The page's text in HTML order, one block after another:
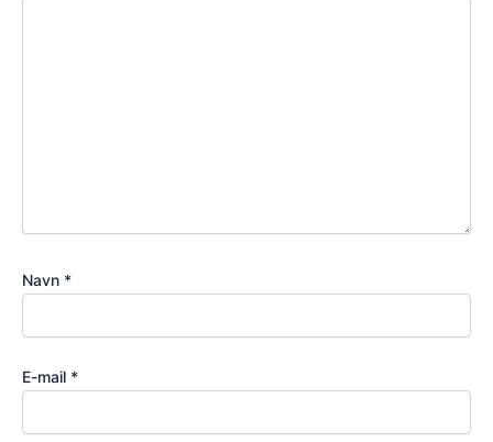
Navn *
E-mail *